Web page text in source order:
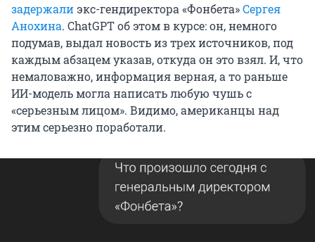
задержалиэкс-гендиректора «Фонбета»Сергея
Анохина. ChatGPT об этом в курсе: он, немного
подумав, выдал новость из трех источников, под
каждым абзацем указав, откуда он это взял. И, что
немаловажно, информация верная, а то раньше
ИИ-модель могла написать любую чушь с
«серьезным лицом». Видимо, американцы над
этим серьезно поработали.